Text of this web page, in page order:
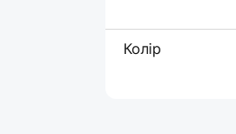
Колір